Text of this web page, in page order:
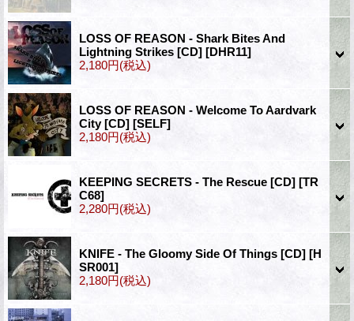
LOSS OF REASON - Shark Bites And
Lightning Strikes [CD] [DHR11]
2,180円(税込)
LOSS OF REASON - Welcome To Aardvark
City [CD] [SELF]
2,180円(税込)
KEEPING SECRETS - The Rescue [CD] [TR
C68]
2,280円(税込)
KNIFE - The Gloomy Side Of Things [CD] [H
SR001]
2,180円(税込)